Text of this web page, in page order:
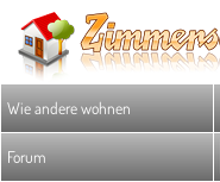
Wie andere wohnen
Forum